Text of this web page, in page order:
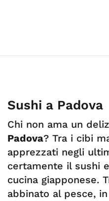
Sushi a Padova
Chi non ama un
Padova? Tra i cibi
apprezzati negli
certamente il sushi
cucina giapponese.
abbinato al pesce,